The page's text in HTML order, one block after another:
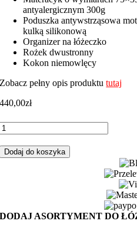
antyalergicznym 300g
Poduszka antywstrząsowa
kulką silikonową
Organizer na łóżeczko
Rożek dwustronny
Kokon niemowlęcy
Zobacz pełny opis produktututaj
440,00zł
Dodaj do koszyka
DODAJ ASORTYMENT DO